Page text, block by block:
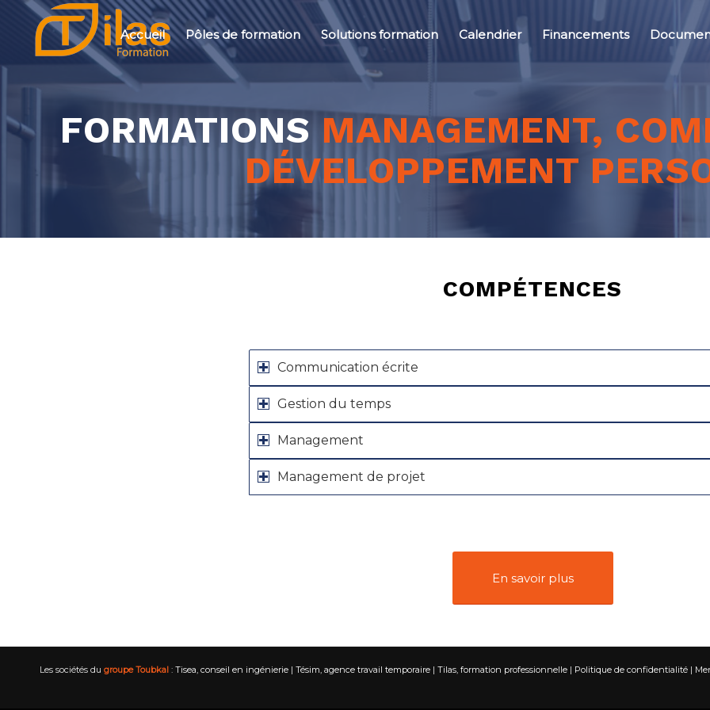
Accueil Pôles de formation Solutions formation Calendrier Financements
FORMATIONS MANAGEMENT,
DÉVELOPPEMENT
COMPÉTENCES
Communication écrite
Gestion du temps
Management
Management de projet
En savoir plus
Les sociétés du groupe Toubkal : Tisea, conseil en ingénierie | Tésim, agence travail temporaire | Tilas, formation professionnelle | Politique de confidentialité |